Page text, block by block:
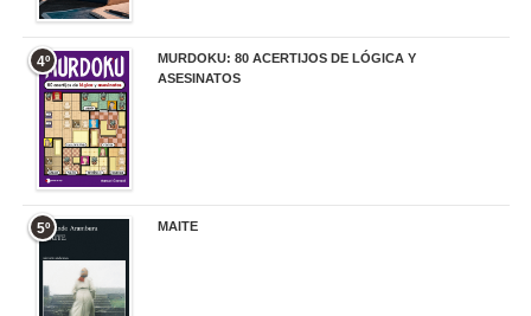
4º
MURDOKU: 80 ACERTIJOS DE LÓGICA Y
ASESINATOS
5º MAITE